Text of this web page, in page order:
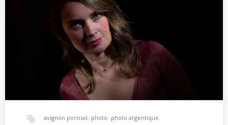
avignon portrait, photo, photo argentique,